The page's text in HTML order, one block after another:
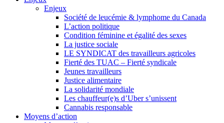
Enjeux
Société de leucémie & lymphome du Canada
L’action politique
Condition féminine et égalité des sexes
La justice sociale
LE SYNDICAT des travailleurs agricoles
Fierté des TUAC – Fierté syndicale
Jeunes travailleurs
Justice alimentaire
La solidarité mondiale
Les chauffeur(e)s d’Uber s’unissent
Cannabis responsable
Moyens d’action